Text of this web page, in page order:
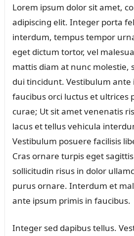
Lorem ipsum dolor sit amet,
adipiscing elit. Integer porta
interdum, tempus tempor
eget dictum tortor, vel
mattis diam at nunc molestie,
dui tincidunt. Vestibulum ante
faucibus orci luctus et ultrices
curae; Ut sit amet venenatis
lacus et tellus vehicula
Vestibulum posuere facilisis
Cras ornare turpis eget
sollicitudin risus in dolor
purus ornare. Interdum et
ante ipsum primis in faucibus.
Integer sed dapibus tellus.